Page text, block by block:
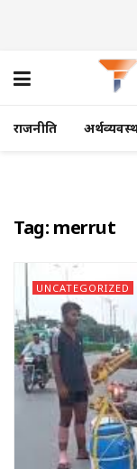
राजनीति
Tag: merrut
UNCATEGORIZED